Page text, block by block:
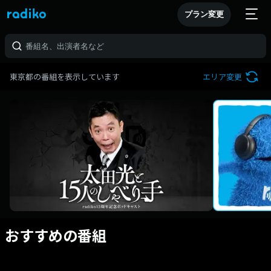
プラン変更
東京都の番組を表示しています エリア変更
おすすめの番組